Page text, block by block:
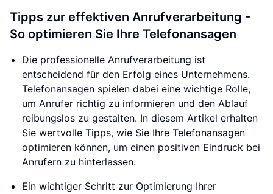
Tipps zur effektiven Anrufverarbeitung -
So optimieren Sie Ihre Telefonansagen
Die professionelle Anrufverarbeitung ist
entscheidend für den Erfolg eines Unternehmens.
Telefonansagen spielen dabei eine wichtige Rolle,
um Anrufer richtig zu informieren und den Ablauf
reibungslos zu gestalten. In diesem Artikel erhalten
Sie wertvolle Tipps, wie Sie Ihre Telefonansagen
optimieren können, um einen positiven Eindruck bei
Anrufern zu hinterlassen.
Ein wichtiger Schritt zur Optimierung Ihrer